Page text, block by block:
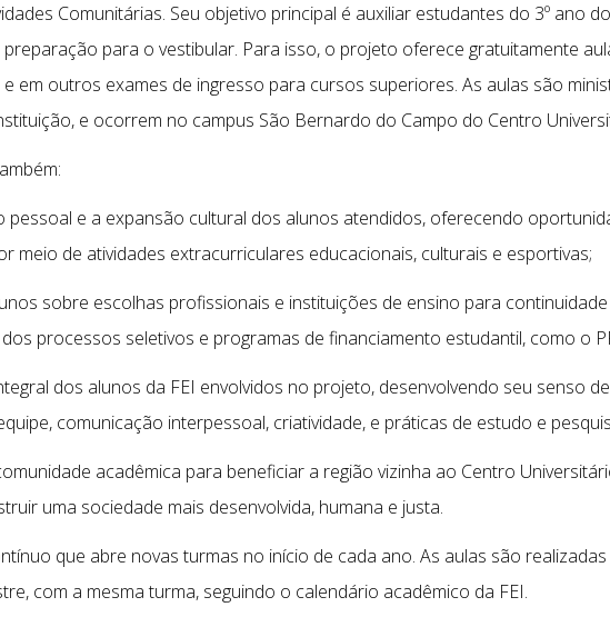
Comunitárias. Seu objetivo principal é auxiliar estudantes do 3º ano
para o vestibular. Para isso, o projeto oferece gratuitamente
em outros exames de ingresso para cursos superiores. As aulas são
e ocorrem no campus São Bernardo do Campo do Centro
pessoal e a expansão cultural dos alunos atendidos, oferecendo
meio de atividades extracurriculares educacionais, culturais e esportivas;
sobre escolhas profissionais e instituições de ensino para
processos seletivos e programas de financiamento estudantil, como o
dos alunos da FEI envolvidos no projeto, desenvolvendo seu senso
comunicação interpessoal, criatividade, e práticas de estudo e
acadêmica para beneficiar a região vizinha ao Centro
uma sociedade mais desenvolvida, humana e justa.
que abre novas turmas no início de cada ano. As aulas são
com a mesma turma, seguindo o calendário acadêmico da FEI.